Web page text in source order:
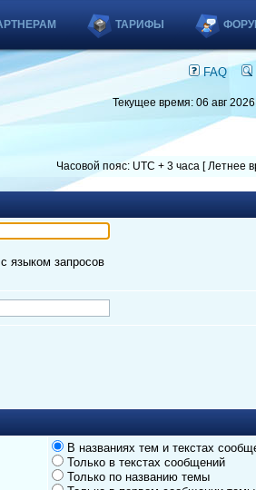
ТАРИФЫ
FAQ
Текущее время: 06 авг
Часовой пояс: UTC + 3 часа [ Летнее
языком запросов
В названиях тем и текстах
Только в текстах сообщений
Только по названию темы